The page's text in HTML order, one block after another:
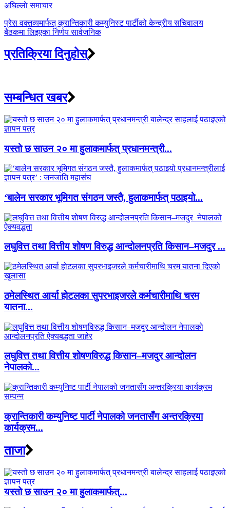
अघिल्लाे समाचार
प्रेस वक्तव्यमार्फत् क्रान्तिकारी कम्युनिस्ट पार्टीको केन्द्रीय सचिवालय
बैठकमा लिइएका निर्णय सार्वजनिक
प्रतिक्रिया दिनुहोस्
सम्बन्धित खबर
यस्तो छ साउन २० मा हुलाकमार्फत् प्रधानमन्त्री...
‘बालेन सरकार भूमिगत संगठन जस्तै, हुलाकमार्फत् पठाइयो...
लघुवित्त तथा वित्तीय शोषण विरुद्ध आन्दोलनप्रति किसान–मजदुर ...
ठमेलस्थित आर्या होटलका सुपरभाइजरले कर्मचारीमाथि चरम
यातना...
लघुवित्त तथा वित्तीय शोषणविरुद्ध किसान–मजदुर आन्दोलन
नेपालको...
क्रान्तिकारी कम्युनिष्ट पार्टी नेपालको जनतासँग अन्तरक्रिया
कार्यक्रम...
ताजा
यस्तो छ साउन २० मा हुलाकमार्फत्...